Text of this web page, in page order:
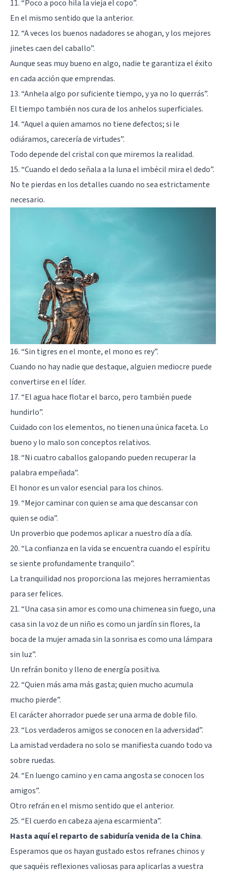
11. “Poco a poco hila la vieja el copo”.
En el mismo sentido que la anterior.
12. “A veces los buenos nadadores se ahogan, y los mejores
jinetes caen del caballo”.
Aunque seas muy bueno en algo, nadie te garantiza el éxito
en cada acción que emprendas.
13. “Anhela algo por suficiente tiempo, y ya no lo querrás”.
El tiempo también nos cura de los anhelos superficiales.
14. “Aquel a quien amamos no tiene defectos; si le
odiáramos, carecería de virtudes”.
Todo depende del cristal con que miremos la realidad.
15. “Cuando el dedo señala a la luna el imbécil mira el dedo”.
No te pierdas en los detalles cuando no sea estrictamente
necesario.
16. “Sin tigres en el monte, el mono es rey”.
Cuando no hay nadie que destaque, alguien mediocre puede
convertirse en el líder.
17. “El agua hace flotar el barco, pero también puede
hundirlo”.
Cuidado con los elementos, no tienen una única faceta. Lo
bueno y lo malo son conceptos relativos.
18. “Ni cuatro caballos galopando pueden recuperar la
palabra empeñada”.
El honor es un valor esencial para los chinos.
19. “Mejor caminar con quien se ama que descansar con
quien se odia”.
Un proverbio que podemos aplicar a nuestro día a día.
20. “La confianza en la vida se encuentra cuando el espíritu
se siente profundamente tranquilo”.
La tranquilidad nos proporciona las mejores herramientas
para ser felices.
21. “Una casa sin amor es como una chimenea sin fuego, una
casa sin la voz de un niño es como un jardín sin flores, la
boca de la mujer amada sin la sonrisa es como una lámpara
sin luz”.
Un refrán bonito y lleno de energía positiva.
22. “Quien más ama más gasta; quien mucho acumula
mucho pierde”.
El carácter ahorrador puede ser una arma de doble filo.
23. “Los verdaderos amigos se conocen en la adversidad”.
La amistad verdadera no solo se manifiesta cuando todo va
sobre ruedas.
24. “En luengo camino y en cama angosta se conocen los
amigos”.
Otro refrán en el mismo sentido que el anterior.
25. “El cuerdo en cabeza ajena escarmienta”.
Hasta aquí el reparto de sabiduría venida de la China.
Esperamos que os hayan gustado estos refranes chinos y
que saquéis reflexiones valiosas para aplicarlas a vuestra